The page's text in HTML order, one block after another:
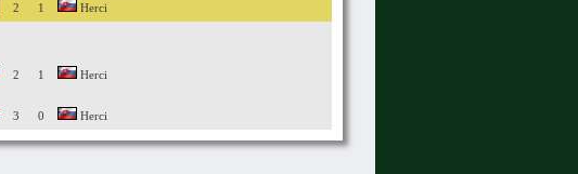
2 1 Herci
2 1 Herci
3 0 Herci